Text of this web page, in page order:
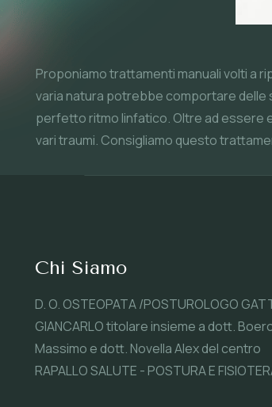
Proponiamo trattamenti manuali volti a
varia natura potrebbe comportare delle
perfetto ritmo linfatico. Oltre ad essere
vari traumi. Consigliamo questo
Chi Siamo
D. O. OSTEOPATA /POSTUROLOGO
GIANCARLO titolare insieme a dott.
Massimo e dott. Novella Alex del centro
RAPALLO SALUTE - POSTURA E